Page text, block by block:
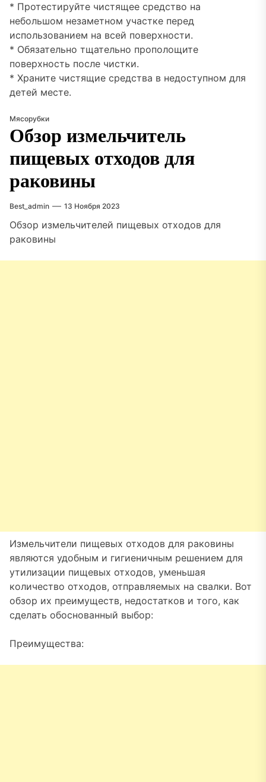
* Протестируйте чистящее средство на
небольшом незаметном участке перед
использованием на всей поверхности.
* Обязательно тщательно прополощите
поверхность после чистки.
* Храните чистящие средства в недоступном для
детей месте.
Мясорубки
Обзор измельчитель
пищевых отходов для
раковины
Best_admin 13 Ноября 2023
Обзор измельчителей пищевых отходов для
раковины
Измельчители пищевых отходов для раковины
являются удобным и гигиеничным решением для
утилизации пищевых отходов, уменьшая
количество отходов, отправляемых на свалки. Вот
обзор их преимуществ, недостатков и того, как
сделать обоснованный выбор:
Преимущества: